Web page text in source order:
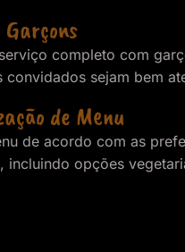
completo com
convidados sejam bem
de Menu
de acordo com as
incluindo opções